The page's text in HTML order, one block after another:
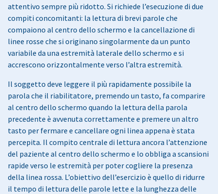
attentivo sempre più ridotto. Si richiede l’esecuzione di due
compiti concomitanti: la lettura di brevi parole che
compaiono al centro dello schermo e la cancellazione di
linee rosse che si originano singolarmente da un punto
variabile da una estremità laterale dello schermo e si
accrescono orizzontalmente verso l’altra estremità.
Il soggetto deve leggere il più rapidamente possibile la
parola che il riabilitatore, premendo un tasto, fa comparire
al centro dello schermo quando la lettura della parola
precedente è avvenuta correttamente e premere un altro
tasto per fermare e cancellare ogni linea appena è stata
percepita. Il compito centrale di lettura ancora l’attenzione
del paziente al centro dello schermo e lo obbliga a scansioni
rapide verso le estremità per poter cogliere la presenza
della linea rossa. L’obiettivo dell’esercizio è quello di ridurre
il tempo di lettura delle parole lette e la lunghezza delle